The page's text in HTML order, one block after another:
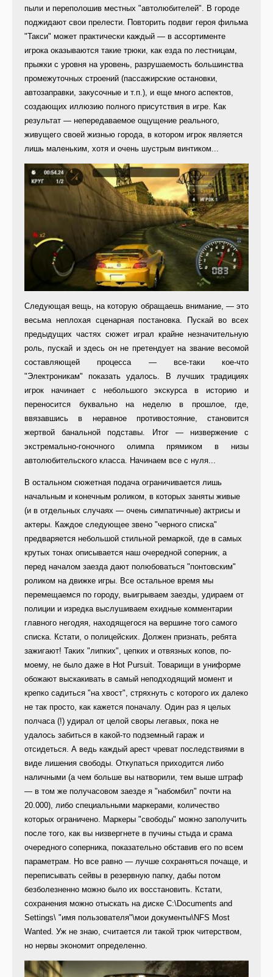
пыли и переполошив местных "автолюбителей". В городе
поджидают свои прелести. Повторить подвиг героя фильма
"Такси" может практически каждый — в ассортименте
игрока оказываются такие трюки, как езда по лестницам,
прыжки с уровня на уровень, разрушаемость большинства
промежуточных строений (пассажирские остановки,
автозаправки, закусочные и т.п.), и еще много аспектов,
создающих иллюзию полного присутствия в игре. Как
результат — непередаваемое ощущение реального,
живущего своей жизнью города, в котором игрок является
лишь маленьким, хотя и очень шустрым винтиком...
Следующая вещь, на которую обращаешь внимание, — это
весьма неплохая сценарная постановка. Пускай во всех
предыдущих частях сюжет играл крайне незначительную
роль, пускай и здесь он не претендует на звание весомой
составляющей процесса — все-таки кое-что
"Электроникам" показать удалось. В лучших традициях
игрок начинает с небольшого экскурса в историю и
переносится буквально на неделю в прошлое, где,
ввязавшись в неравное противостояние, становится
жертвой банальной подставы. Итог — низвержение с
экстремально-гоночного олимпа прямиком в низы
автолюбительского класса. Начинаем все с нуля...
В остальном сюжетная подача ограничивается лишь
начальным и конечным роликом, в которых заняты живые
(и в отдельных случаях — очень симпатичные) актрисы и
актеры. Каждое следующее звено "черного списка"
предваряется небольшой стильной ремаркой, где в самых
крутых тонах описывается наш очередной соперник, а
перед началом заезда дают полюбоваться "понтовским"
роликом на движке игры. Все остальное время мы
перемещаемся по городу, выигрываем заезды, удираем от
полиции и изредка выслушиваем ехидные комментарии
главного негодяя, находящегося на вершине того самого
списка. Кстати, о полицейских. Должен признать, ребята
зажигают! Таких "липких", цепких и отвязных копов, по-
моему, не было даже в Hot Pursuit. Товарищи в униформе
обожают выскакивать в самый неподходящий момент и
крепко садиться "на хвост", стряхнуть с которого их далеко
не так просто, как кажется поначалу. Один раз я целых
полчаса (!) удирал от целой своры легавых, пока не
удалось забиться в какой-то подземный гараж и
отсидеться. А ведь каждый арест чреват последствиями в
виде лишения свободы. Откупаться приходится либо
наличными (а чем больше вы натворили, тем выше штраф
— в том же получасовом заезде я "набомбил" почти на
20.000), либо специальными маркерами, количество
которых ограничено. Маркеры "свободы" можно заполучить
после того, как вы низвергнете в пучины стыда и срама
очередного соперника, показательно обставив его по всем
параметрам. Но все равно — лучше сохраняться почаще, и
переписывать сейвы в резервную папку, дабы потом
безболезненно можно было их восстановить. Кстати,
сохранения можно отыскать на диске С:\Documents and
Settings\ "имя пользователя"\мои документы\NFS Most
Wanted. Уж не знаю, считается ли такой трюк читерством,
но нервы экономит определенно.